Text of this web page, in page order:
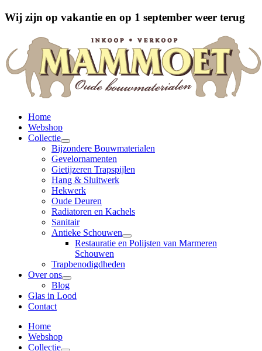
Wij zijn op vakantie en op 1 september weer terug
Home
Webshop
Collectie
Bijzondere Bouwmaterialen
Gevelornamenten
Gietijzeren Trapspijlen
Hang & Sluitwerk
Hekwerk
Oude Deuren
Radiatoren en Kachels
Sanitair
Antieke Schouwen
Restauratie en Polijsten van Marmeren
Schouwen
Trapbenodigdheden
Over ons
Blog
Glas in Lood
Contact
Home
Webshop
Collectie